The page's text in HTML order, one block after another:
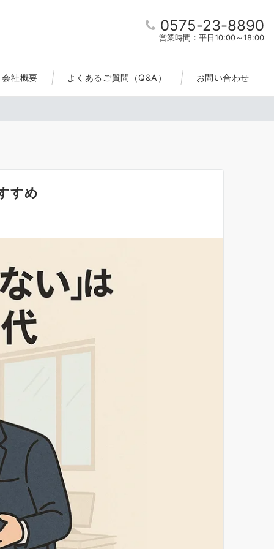
0575-23-8890
営業時間：平日10:00～18:00
会社概要 よくあるご質問（Q&A） お問い合わせ
すめ